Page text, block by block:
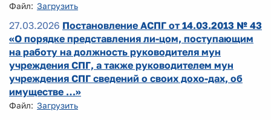
Файл: Загрузить
27.03.2026 Постановление АСПГ от 14.03.2013 № 43
«О порядке представления ли-цом, поступающим
на работу на должность руководителя мун
учреждения СПГ, а также руководителем мун
учреждения СПГ сведений о своих дохо-дах, об
имуществе …»
Файл: Загрузить